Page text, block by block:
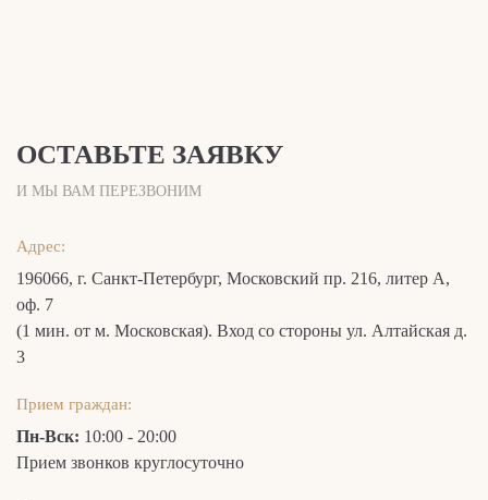
ОСТАВЬТЕ ЗАЯВКУ
И МЫ ВАМ ПЕРЕЗВОНИМ
Адрес:
196066, г. Санкт-Петербург, Московский пр. 216, литер А,
оф. 7
(1 мин. от м. Московская). Вход со стороны ул. Алтайская д.
3
Прием граждан:
Пн-Вск: 10:00 - 20:00
Прием звонков круглосуточно